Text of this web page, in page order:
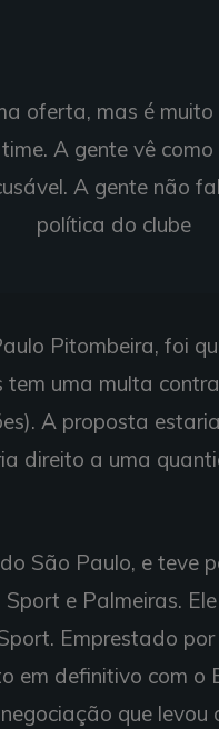
oferta, mas é
A gente vê
A gente não
política do clube
Pitombeira, foi
uma multa
A proposta
direito a uma
São Paulo, e teve
e Palmeiras.
Emprestado
em definitivo com o
que levou